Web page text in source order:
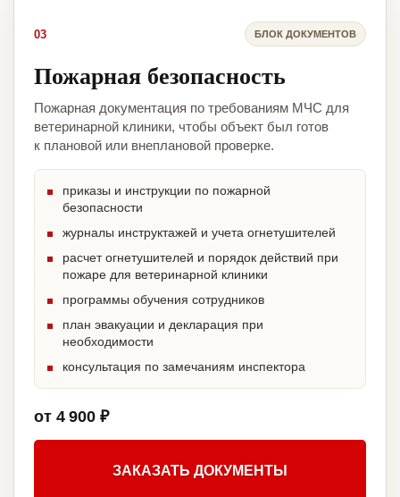
03 БЛОК ДОКУМЕНТОВ
Пожарная безопасность
Пожарная документация по требованиям МЧС для
ветеринарной клиники, чтобы объект был готов
к плановой или внеплановой проверке.
приказы и инструкции по пожарной
безопасности
журналы инструктажей и учета огнетушителей
расчет огнетушителей и порядок действий при
пожаре для ветеринарной клиники
программы обучения сотрудников
план эвакуации и декларация при
необходимости
консультация по замечаниям инспектора
от 4 900 ₽
ЗАКАЗАТЬ ДОКУМЕНТЫ